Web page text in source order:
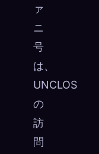
ァ
ニ
号
は、
UNCLOS
の
訪
問